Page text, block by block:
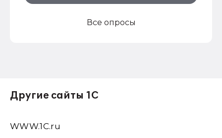
Все опросы
Другие сайты 1С
WWW.1С.ru